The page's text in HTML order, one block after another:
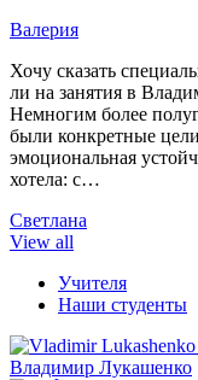
Валерия
Хочу сказать
ли на занятия в
Немногим более
были конкретные
эмоциональная
хотела: с…
Светлана
View all
Учителя
Наши студенты
Владимир Лукашенко